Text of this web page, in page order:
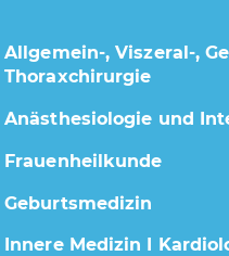
Allgemein-, Viszeral-,
Thoraxchirurgie
Anästhesiologie und
Frauenheilkunde
Geburtsmedizin
Innere Medizin I